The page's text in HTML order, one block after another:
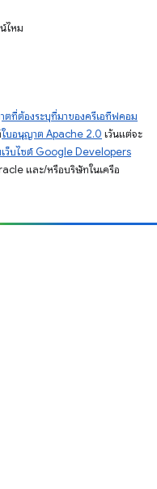
ไหม
ตที่ต้องระบุที่มาของครีเอทีฟคอม
ใบอนุญาต Apache 2.0 เว้นแต่จะ
ว็บไซต์ Google Developers
และ/หรือบริษัทในเครือ